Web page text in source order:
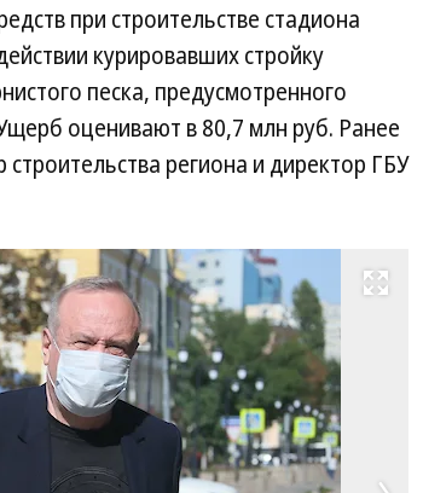
при строительстве стадиона
курировавших стройку
песка, предусмотренного
оценивают в 80,7 млн руб. Ранее
региона и директор ГБУ
Развернуть на весь экран